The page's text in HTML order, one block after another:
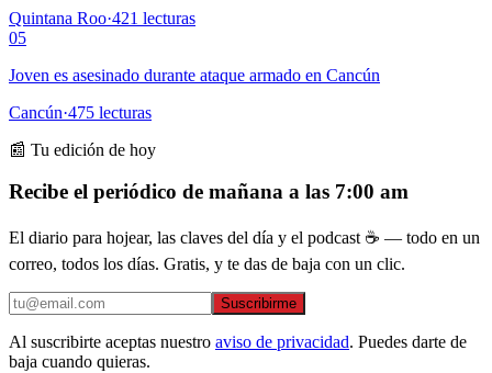
Quintana Roo·421 lecturas
05
Joven es asesinado durante ataque armado en Cancún
Cancún·475 lecturas
📰 Tu edición de hoy
Recibe el periódico de mañana a las 7:00 am
El diario para hojear, las claves del día y el podcast ☕ — todo en un
correo, todos los días. Gratis, y te das de baja con un clic.
Suscribirme
Al suscribirte aceptas nuestro aviso de privacidad. Puedes darte de
baja cuando quieras.